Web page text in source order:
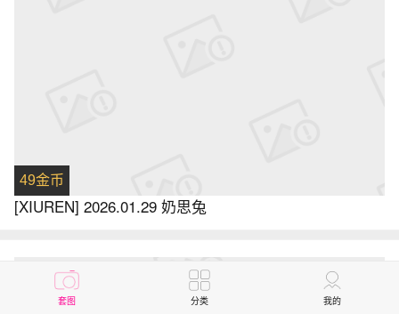
49金币
[XIUREN] 2026.01.29 奶思兔
套图 分类 我的